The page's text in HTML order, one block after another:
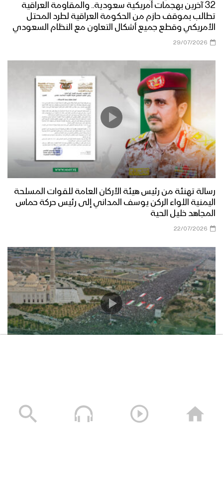
32 آخرين بهجمات أمريكية سعودية.. والمقاومة العراقية
تطالب بموقف حازم من الحكومة العراقية لطرد المحتل
الأمريكي وقطع جميع أشكال التعاون مع النظام السعودي
29/07/2026
رسالة تهنئة من رئيس هيئة الأركان العامة للقوات المسلحة
اليمنية اللواء الركن يوسف المداني إلى رئيس حركة حماس
المجاهد خليل الحية
22/07/2026
17/07/2026